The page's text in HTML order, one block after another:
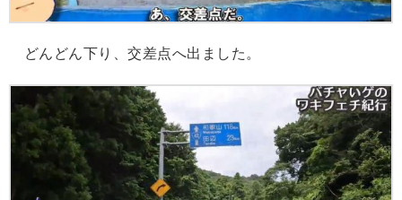
どんどん下り、交差点へ出ました。